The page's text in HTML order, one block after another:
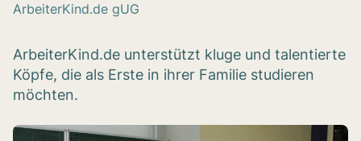
ArbeiterKind.de gUG
ArbeiterKind.de unterstützt kluge und talentierte
Köpfe, die als Erste in ihrer Familie studieren
möchten.